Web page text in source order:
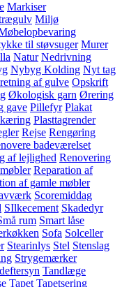
Markiser
Miljø
til støvsuger Murer
Natur Nedrivning
Nybyg Kolding Nyt tag
af gulve Opskrift
Økologisk garn Ørering
gave Pillefyr Plakat
Plasttagrender
Rejse Rengøring
badeværelset
af lejlighed Renovering
Reparation af
af gamle møbler
Scoremiddag
SIlkecement Skadedyr
rum Smart låse
Sofa Solceller
Stearinlys Stel Stenslag
Strygemærker
Tandlæge
Tapet Tapetsering